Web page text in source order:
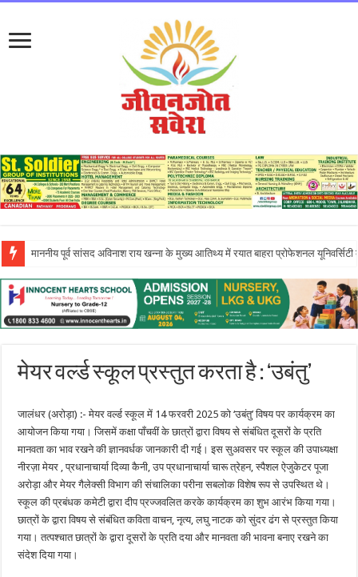
इन्नोसेंट हार्ट्स स्कूल में ‘दिशा – एन इनिशिएटिव’ के तहत आयोजित एंटरप्रेन्योरशिप सेमिनार
मेयर वर्ल्ड स्कूल प्रस्तुत करता है : ‘उबंतु’
जालंधर (अरोड़ा) :- मेयर वर्ल्ड स्कूल में 14 फरवरी 2025 को ‘उबंतु’ विषय पर कार्यक्रम का
आयोजन किया गया। जिसमें कक्षा पाँचवीं के छात्रों द्वारा विषय से संबंधित दूसरों के प्रति
मानवता का भाव रखने की ज्ञानवर्धक जानकारी दी गई। इस सुअवसर पर स्कूल की उपाध्यक्षा
नीरज़ा मेयर , प्रधानाचार्या दिव्या कैनी, उप प्रधानाचार्या चारू त्रेहन, स्पैशल ऐजुकेटर पूजा
अरोड़ा और मेयर गैलेक्सी विभाग की संचालिका परीना सबलोक विशेष रूप से उपस्थित थे।
स्कूल की प्रबंधक कमेटी द्वारा दीप प्रज्जवलित करके कार्यक्रम का शुभ आरंभ किया गया।
छात्रों के द्वारा विषय से संबंधित कविता वाचन, नृत्य, लघु नाटक को सुंदर ढंग से प्रस्तुत किया
गया। तत्पश्चात छात्रों के द्वारा दूसरों के प्रति दया और मानवता की भावना बनाए रखने का
संदेश दिया गया।